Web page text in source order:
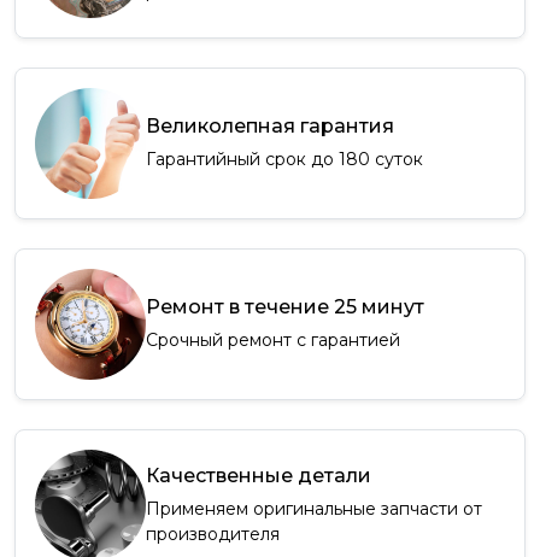
Великолепная гарантия
Гарантийный срок до 180 суток
Ремонт в течение 25 минут
Срочный ремонт с гарантией
Качественные детали
Применяем оригинальные запчасти от
производителя